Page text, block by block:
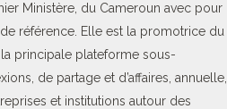
Ministère, du Cameroun avec pour
de référence. Elle est la promotrice du
la principale plateforme sous-
de partage et d’affaires, annuelle,
et institutions autour des